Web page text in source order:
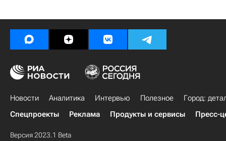
Новости Аналитика Интервью Полезное
Город:
Спецпроекты
Реклама Продукты и сервисы Пресс-
Версия 2023.1 Beta